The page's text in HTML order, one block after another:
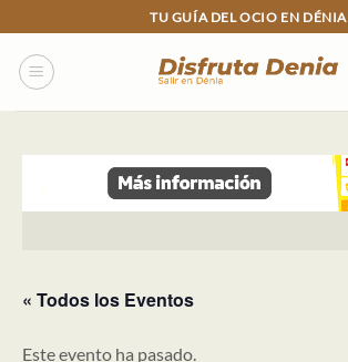
to
content
TU GUÍA DEL OCIO EN DÉNIA
« Todos los Eventos
Este evento ha pasado.